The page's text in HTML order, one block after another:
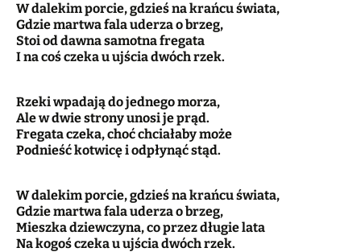
W dalekim porcie, gdzieś na krańcu świata,
Gdzie martwa fala uderza o brzeg,
Stoi od dawna samotna fregata
I na coś czeka u ujścia dwóch rzek.
Rzeki wpadają do jednego morza,
Ale w dwie strony unosi je prąd.
Fregata czeka, choć chciałaby może
Podnieść kotwicę i odpłynąć stąd.
W dalekim porcie, gdzieś na krańcu świata,
Gdzie martwa fala uderza o brzeg,
Mieszka dziewczyna, co przez długie lata
Na kogoś czeka u ujścia dwóch rzek.